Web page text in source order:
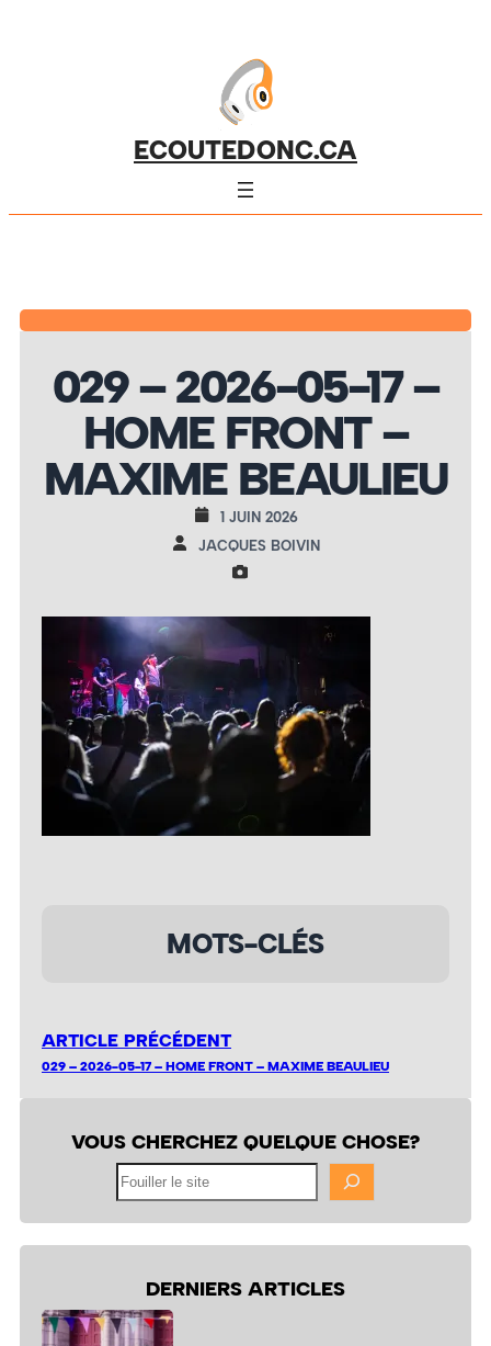
ECOUTEDONC.CA
029 – 2026-05-17 –
HOME FRONT –
MAXIME BEAULIEU
1 JUIN 2026
JACQUES BOIVIN
MOTS-CLÉS
ARTICLE PRÉCÉDENT
029 – 2026-05-17 – HOME FRONT – MAXIME BEAULIEU
VOUS CHERCHEZ QUELQUE CHOSE?
DERNIERS ARTICLES